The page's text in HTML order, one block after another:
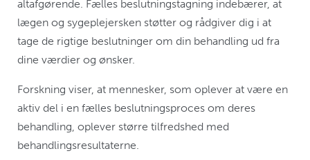
altafgørende. Fælles beslutningstagning indebærer, at
lægen og sygeplejersken støtter og rådgiver dig i at
tage de rigtige beslutninger om din behandling ud fra
dine værdier og ønsker.
Forskning viser, at mennesker, som oplever at være en
aktiv del i en fælles beslutningsproces om deres
behandling, oplever større tilfredshed med
behandlingsresultaterne.